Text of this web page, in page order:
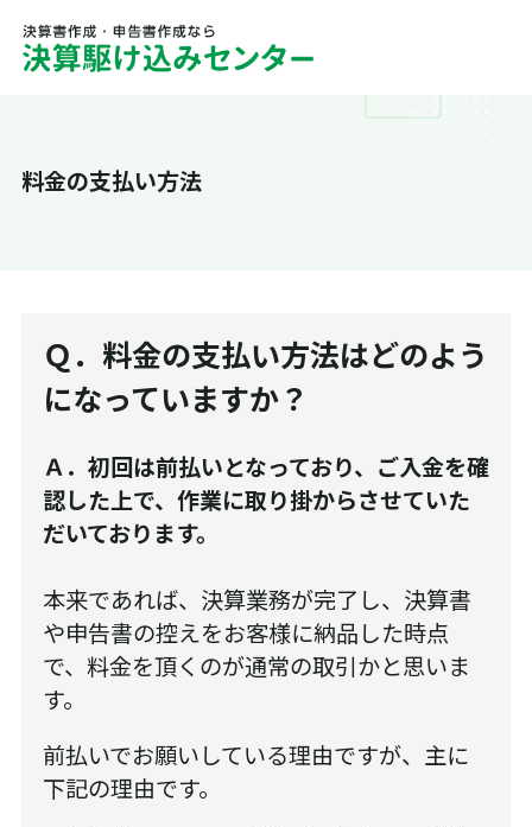
料金の支払い方法
Ｑ．料金の支払い方法はどのよう
になっていますか？
Ａ．初回は前払いとなっており、ご入金を確
認した上で、作業に取り掛からさせていた
だいております。
本来であれば、決算業務が完了し、決算書
や申告書の控えをお客様に納品した時点
で、料金を頂くのが通常の取引かと思いま
す。
前払いでお願いしている理由ですが、主に
下記の理由です。